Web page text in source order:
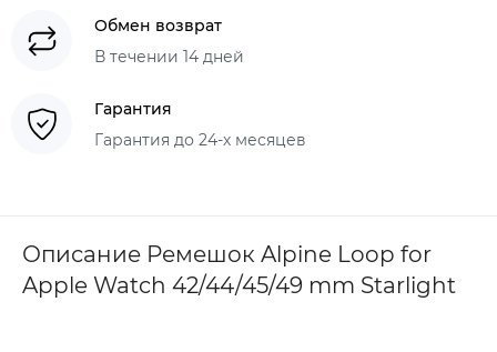
Обмен возврат
В течении 14 дней
Гарантия
Гарантия до 24-х месяцев
Описание Ремешок Alpine Loop for
Apple Watch 42/44/45/49 mm Starlight